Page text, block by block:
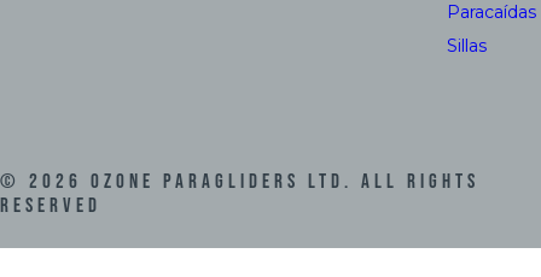
Paracaídas
Sillas
© 2026 Ozone Paragliders LTD. All Rights
Reserved